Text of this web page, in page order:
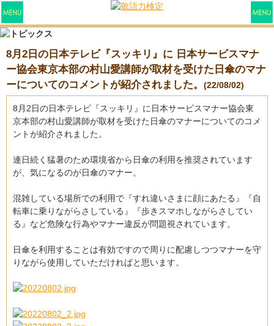
8月2日の日本テレビ『スッキリ』に 日本サービスマナ
ー協会東京本部の村山愛講師が取材を受けた日傘のマナ
ーについてのコメントが紹介されました。 (22/08/02)
8月2日の日本テレビ『スッキリ』に日本サービスマナー協会東
京本部の村山愛講師が取材を受けた日傘のマナーについてのコメ
ントが紹介されました。
連日続く猛暑のため環境省から日傘の利用を推奨されています
が、気になるのが日傘のマナー。
混雑している場所での利用で『すれ違いさまに顔にあたる』『自
転車に乗りながらさしている』『歩きスマホしながらさしてい
る』など危険な行為やマナー違反が問題視されています。
日傘を利用することは有効ですので周りに配慮しつつマナーを守
りながら使用していただければと思います。